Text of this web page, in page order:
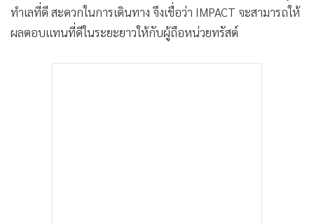
ทำเลที่ดี สะดวกในการเดินทาง จึงเชื่อว่า IMPACT จะสามารถให้
ผลตอบแทนที่ดีในระยะยาวให้กับผู้ถือหน่วยทรัสต์